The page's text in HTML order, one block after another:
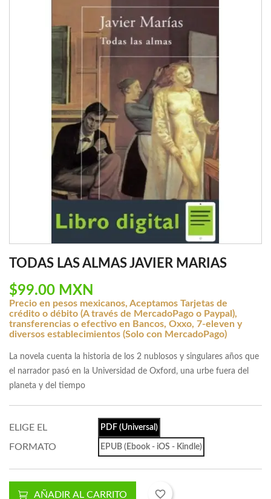
TODAS LAS ALMAS JAVIER MARIAS
$99.00 MXN
Precio en pesos mexicanos, Aceptamos Tarjetas de
crédito o débito (A través de MercadoPago o Paypal),
transferencias o efectivo en Bancos, Oxxo, 7-eleven y
diversos establecimientos (Solo con MercadoPago)
La novela cuenta la historia de los 2 nublosos y singulares años que
el narrador pasó en la Universidad de Oxford, una urbe fuera del
planeta y del tiempo
ELIGE EL
FORMATO
PDF (Universal)
EPUB (Ebook - iOS - Kindle)
AÑADIR AL CARRITO favorite_border